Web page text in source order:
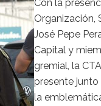
Con la
Organización,
José Pepe
Capital y
gremial, la
presente
la